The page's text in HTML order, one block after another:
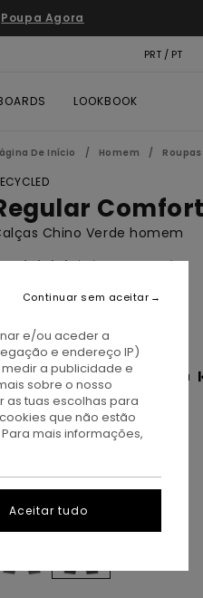
Poupa Agora
PRT / PT
LOOKBOOK
De Início Homem Roupas
Chino Verde homem
ECO-BONUS
53,55
3 x € 17,85 sem juros com a
PROMO 10% EXTRA
Deep Forest
e/ou aceder a
e endereço IP)
a publicidade e
sobre o nosso
as tuas escolhas para
que não estão
mais informações,
Continuar sem aceitar
Aceitar tudo